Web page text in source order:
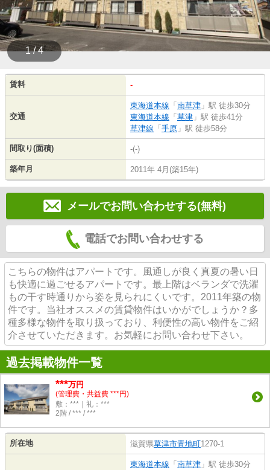
1 / 4
賃料 -
交通
東海道本線 「 南草津 」駅 徒歩30分
東海道本線 「 草津 」駅 徒歩41分
草津線 「 手原 」駅 徒歩58分
間取り(面積) -(-)
築年月 2011年 4月(築15年)
メールでお問い合わせする(無料)
電話でお問い合わせする
こちらの物件はアパートです。風通しが良く真夏の暑い日
も快適に過ごせるアパートです。最上階はベランダで洗濯
もの干す時通りから姿を見られにくいです。2011年築の物
件です。当社オススメの賃貸物件はいかがでしょうか？多
種多様な物件を取り扱っており、利便性の高い物件をご紹
介させていただきます。お気軽にお問い合わせ下さい。
過去掲載物件一覧
***万円
(管理費・共益費 ***円)
敷：***｜礼：***
2階 / *** / ***
所在地 滋賀県草津市青地町1270-1
東海道本線 「 南草津 」駅 徒歩30分